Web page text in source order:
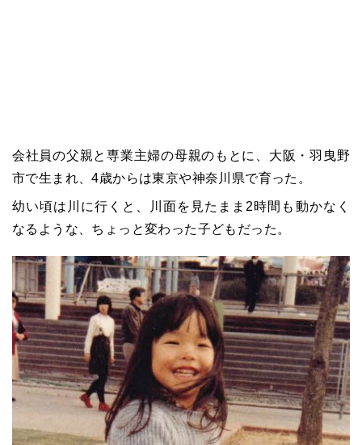
会社員の父親と専業主婦の母親のもとに、大阪・羽曳野
市で生まれ、4歳からは東京や神奈川県で育った。
幼い頃は川に行くと、川面を見たまま2時間も動かなく
なるような、ちょっと変わった子どもだった。